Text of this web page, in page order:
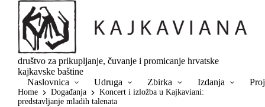
društvo za prikupljanje, čuvanje i promicanje hrvatske
kajkavske baštine
Naslovnica
Udruga Zbirka Izdanja
Home Događanja
Koncert i izložba u Kajkaviani:
predstavljanje mladih talenata